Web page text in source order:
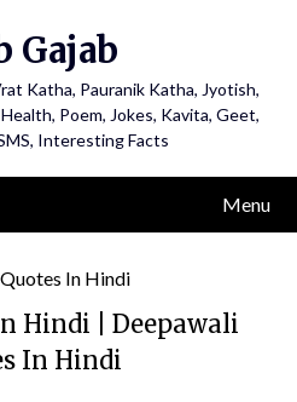
Gajab
Katha, Pauranik Katha, Jyotish,
Poem, Jokes, Kavita, Geet,
Interesting Facts
Menu
Hindi | Deepawali
In Hindi